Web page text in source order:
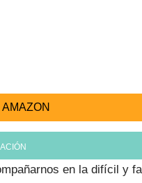
en la difícil y